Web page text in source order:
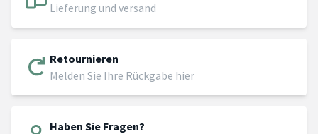
Lieferung und versand
Retournieren
Melden Sie Ihre Rückgabe hier
Haben Sie Fragen?